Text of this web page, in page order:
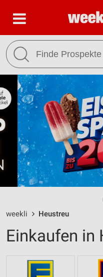
weekli Heustreu
Einkaufen in